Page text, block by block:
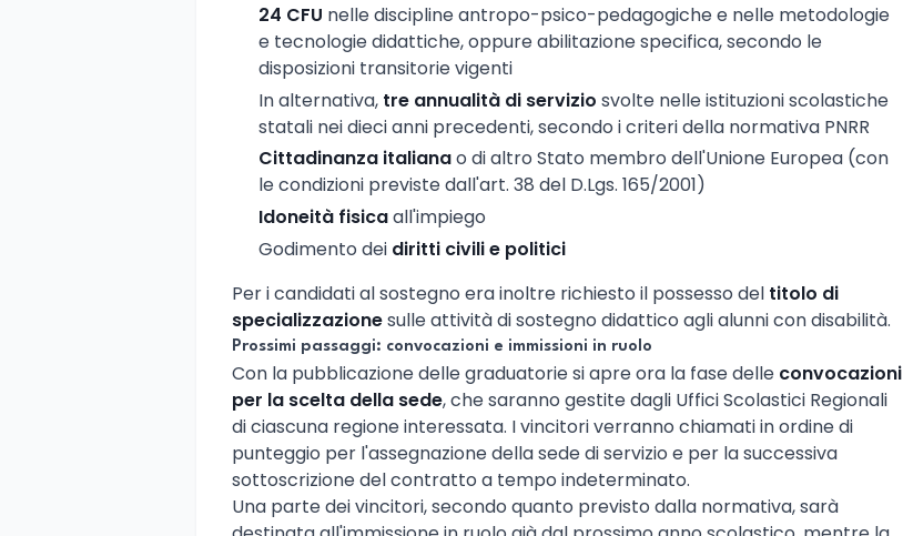
24 CFU nelle discipline antropo-psico-pedagogiche e nelle metodologie
e tecnologie didattiche, oppure abilitazione specifica, secondo le
disposizioni transitorie vigenti
In alternativa, tre annualità di servizio svolte nelle istituzioni scolastiche
statali nei dieci anni precedenti, secondo i criteri della normativa PNRR
Cittadinanza italianao di altro Stato membro dell'Unione Europea (con
le condizioni previste dall'art. 38 del D.Lgs. 165/2001)
Idoneità fisicaall'impiego
Godimento dei diritti civili e politici
Per i candidati al sostegno era inoltre richiesto il possesso del titolo di
specializzazionesulle attività di sostegno didattico agli alunni con disabilità.
Prossimi passaggi: convocazioni e immissioni in ruolo
Con la pubblicazione delle graduatorie si apre ora la fase delle convocazioni
per la scelta della sede, che saranno gestite dagli Uffici Scolastici Regionali
di ciascuna regione interessata. I vincitori verranno chiamati in ordine di
punteggio per l'assegnazione della sede di servizio e per la successiva
sottoscrizione del contratto a tempo indeterminato.
Una parte dei vincitori, secondo quanto previsto dalla normativa, sarà